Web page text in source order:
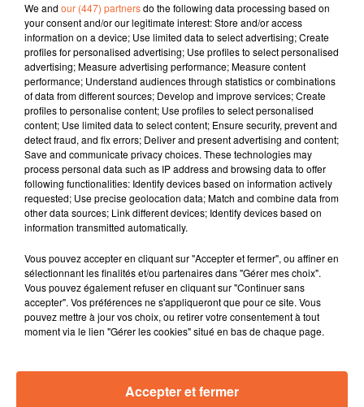
RUGBY
Championnat de France - Régional 3 - Finale
Dimanche 28 juin
St-Maixent - CO Tauch Corbieres
PODCASTS JEUX
We and our (447) partnersdo the following data processing based on
your consent and/or our legitimate interest: Store and/or access
information on a device; Use limited data to select advertising; Create
profiles for personalised advertising; Use profiles to select personalised
advertising; Measure advertising performance; Measure content
performance; Understand audiences through statistics or combinations
of data from different sources; Develop and improve services; Create
profiles to personalise content; Use profiles to select personalised
content; Use limited data to select content; Ensure security, prevent and
detect fraud, and fix errors; Deliver and present advertising and content;
Save and communicate privacy choices. These technologies may
process personal data such as IP address and browsing data to offer
following functionalities: Identify devices based on information actively
requested; Use precise geolocation data; Match and combine data from
other data sources; Link different devices; Identify devices based on
information transmitted automatically.
Vous pouvez accepter en cliquant sur "Accepter et fermer", ou affiner en
sélectionnant les finalités et/ou partenaires dans "Gérer mes choix".
Vous pouvez également refuser en cliquant sur "Continuer sans
accepter". Vos préférences ne s'appliqueront que pour ce site. Vous
pouvez mettre à jour vos choix, ou retirer votre consentement à tout
moment via le lien "Gérer les cookies" situé en bas de chaque page.
Accepter et fermer